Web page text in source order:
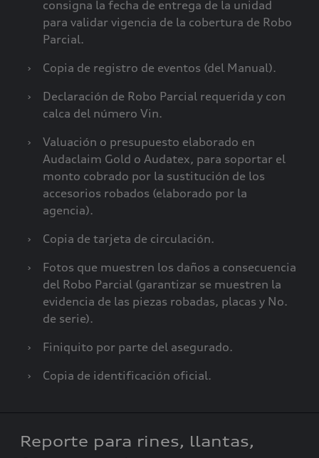
consigna la fecha de entrega de la unidad
para validar vigencia de la cobertura de Robo
Parcial.
›
Copia de registro de eventos (del Manual).
›
Declaración de Robo Parcial requerida y con
calca del número Vin.
›
Valuación o presupuesto elaborado en
Audaclaim Gold o Audatex, para soportar el
monto cobrado por la sustitución de los
accesorios robados (elaborado por la
agencia).
›
Copia de tarjeta de circulación.
›
Fotos que muestren los daños a consecuencia
del Robo Parcial (garantizar se muestren la
evidencia de las piezas robadas, placas y No.
de serie).
›
Finiquito por parte del asegurado.
›
Copia de identificación oficial.
Reporte para rines, llantas,